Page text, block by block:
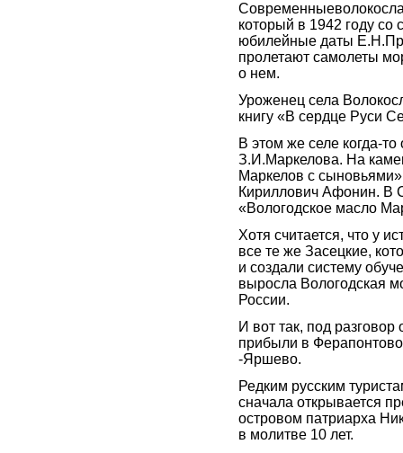
который в 1942 году
юбилейные даты
пролетают самолеты
о нем.
Уроженец села
книгу «В сердце Руси
В этом же селе когда-
З.И.Маркелова. На
Маркелов с
Кириллович Афонин. В
«Вологодское масло
Хотя считается, что у
все те же Засецкие,
и создали систему
выросла Вологодская
России.
И вот так, под
прибыли в
-Яршево.
Редким русским
сначала открывается
островом патриарха
в молитве 10 лет.